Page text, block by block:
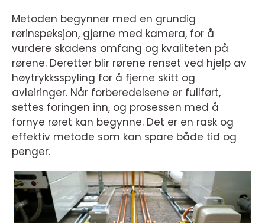
Metoden begynner med en grundig
rørinspeksjon, gjerne med kamera, for å
vurdere skadens omfang og kvaliteten på
rørene. Deretter blir rørene renset ved hjelp av
høytrykksspyling for å fjerne skitt og
avleiringer. Når forberedelsene er fullført,
settes foringen inn, og prosessen med å
fornye røret kan begynne. Det er en rask og
effektiv metode som kan spare både tid og
penger.